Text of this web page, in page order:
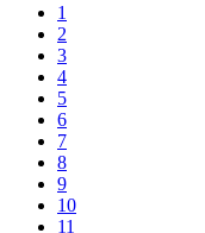
1
2
3
4
5
6
7
8
9
10
11